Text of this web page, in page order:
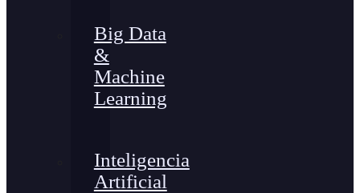
Big Data
&
Machine
Learning
Inteligencia
Artificial